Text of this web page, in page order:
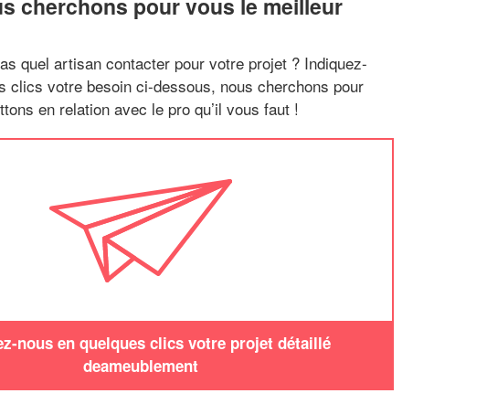
quel artisan contacter pour votre projet ? Indiquez-
clics votre besoin ci-dessous, nous cherchons pour
en relation avec le pro qu’il vous faut !
nous en quelques clics votre projet détaillé
deameublement